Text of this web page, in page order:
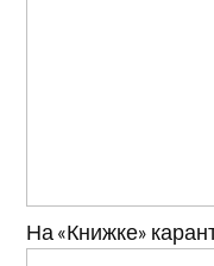
На «Книжке»